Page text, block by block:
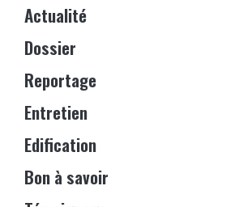
Actualité
Dossier
Reportage
Entretien
Edification
Bon à savoir